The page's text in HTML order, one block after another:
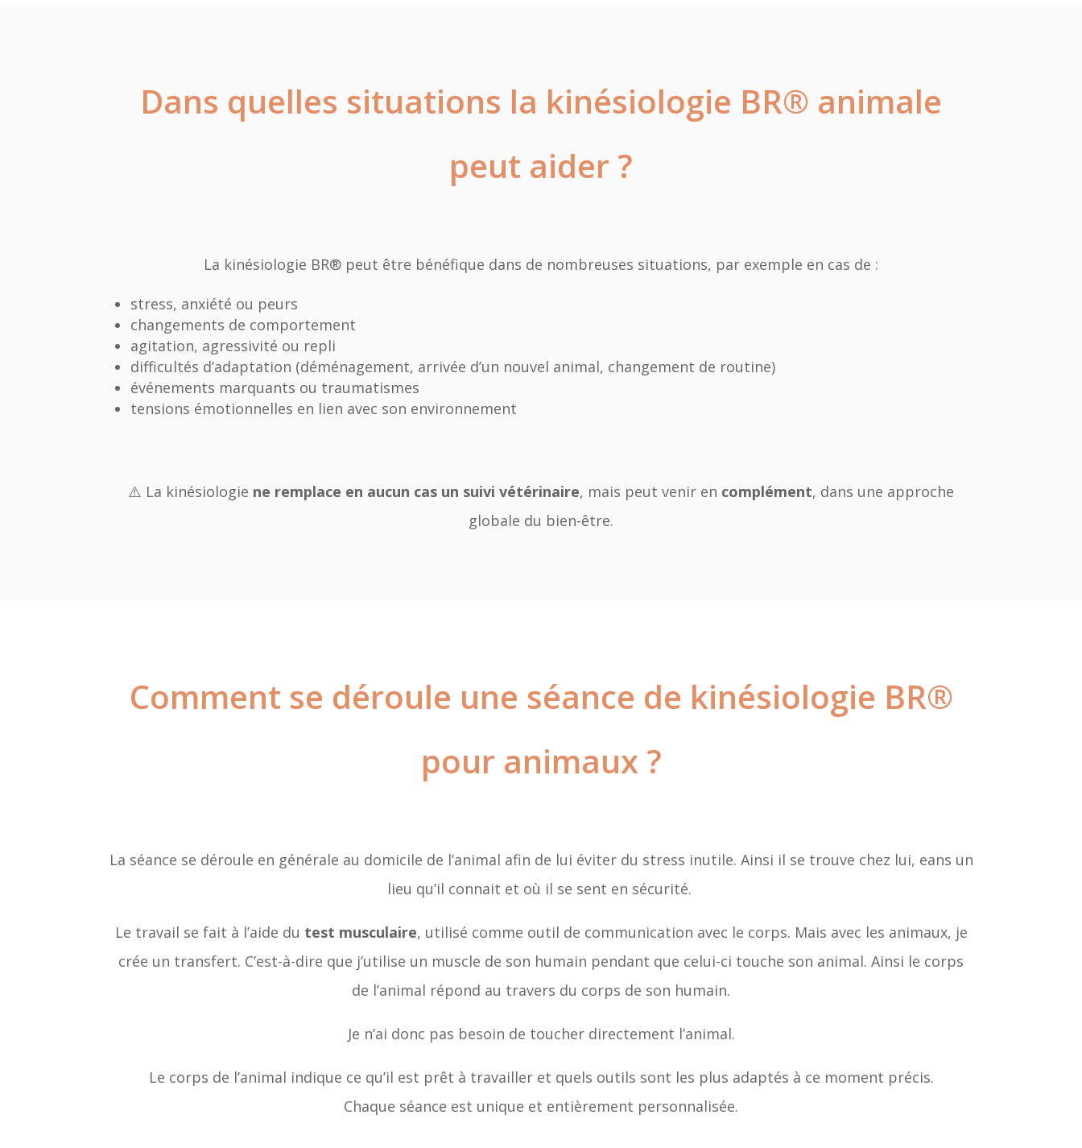
Dans quelles situations la kinésiologie BR® animale
peut aider ?
La kinésiologie BR® peut être bénéfique dans de nombreuses situations, par exemple en cas de :
stress, anxiété ou peurs
changements de comportement
agitation, agressivité ou repli
difficultés d’adaptation (déménagement, arrivée d’un nouvel animal, changement de routine)
événements marquants ou traumatismes
tensions émotionnelles en lien avec son environnement
⚠️ La kinésiologie ne remplace en aucun cas un suivi vétérinaire, mais peut venir en complément, dans une approche
globale du bien-être.
Comment se déroule une séance de kinésiologie BR®
pour animaux ?
La séance se déroule en générale au domicile de l’animal afin de lui éviter du stress inutile. Ainsi il se trouve chez lui, eans un
lieu qu’il connait et où il se sent en sécurité.
Le travail se fait à l’aide du test musculaire, utilisé comme outil de communication avec le corps. Mais avec les animaux, je
crée un transfert. C’est-à-dire que j’utilise un muscle de son humain pendant que celui-ci touche son animal. Ainsi le corps
de l’animal répond au travers du corps de son humain.
Je n’ai donc pas besoin de toucher directement l’animal.
Le corps de l’animal indique ce qu’il est prêt à travailler et quels outils sont les plus adaptés à ce moment précis.
Chaque séance est unique et entièrement personnalisée.